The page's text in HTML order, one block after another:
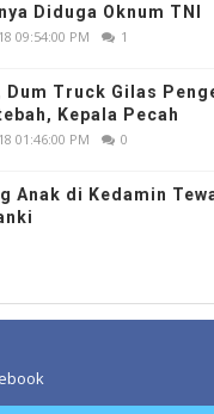
Diduga Oknum TNI
09:54:00 PM 1
Dum Truck Gilas
Kepala Pecah
01:46:00 PM 0
Anak di Kedamin